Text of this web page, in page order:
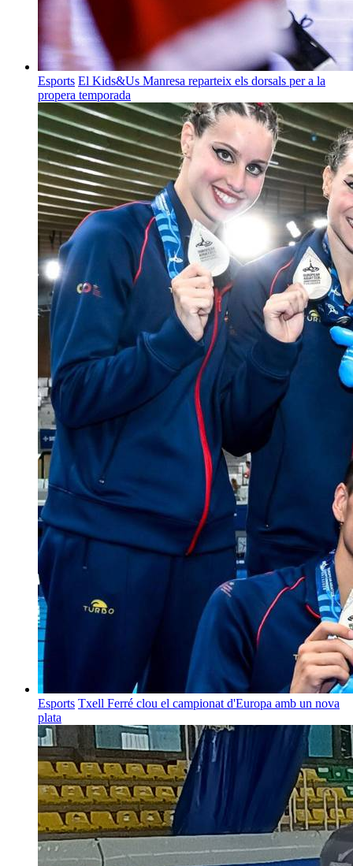
Esports El Kids&Us Manresa reparteix els dorsals per a la
propera temporada
Esports Txell Ferré clou el campionat d'Europa amb un nova
plata